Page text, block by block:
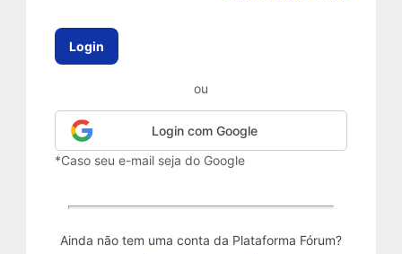
Login
ou
Login com Google
*Caso seu e-mail seja do Google
Ainda não tem uma conta da Plataforma Fórum?